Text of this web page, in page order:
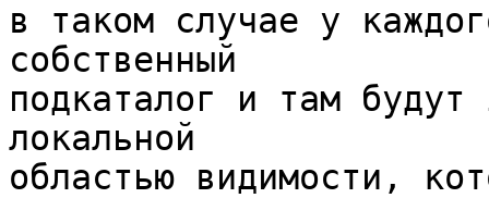
в таком случае у
собственный
подкаталог и там
локальной
областью видимости,